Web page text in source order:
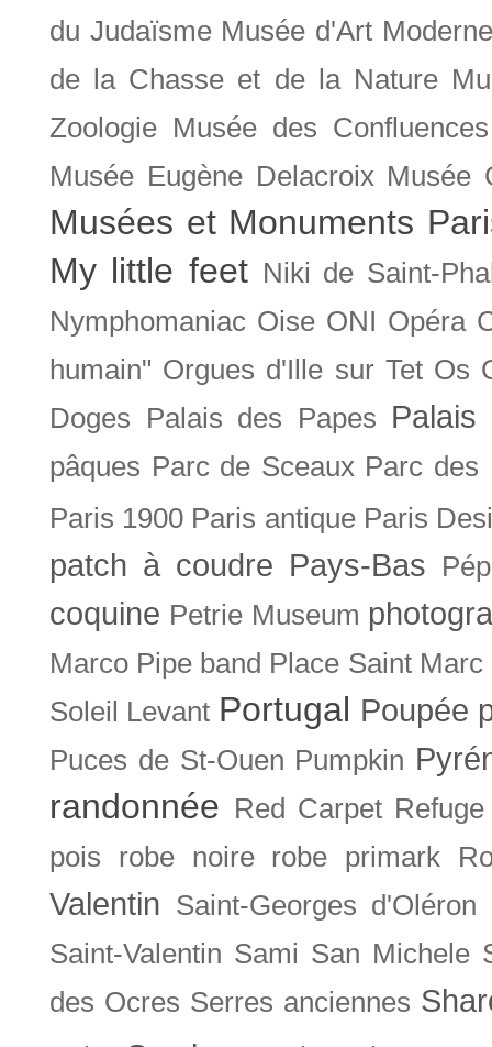
du Judaïsme Musée d'Art
de la Chasse et de la Nature
Zoologie Musée des Confluences
Musée Eugène Delacroix Musée
Musées et Monuments
My little feet Niki de Saint-
Nymphomaniac Oise ONI Opéra
humain" Orgues d'Ille sur Tet Os
Doges
Palais des Papes Palais
pâques Parc de Sceaux Parc des
Paris 1900 Paris antique Paris
patch à coudre Pays-Bas
coquine Petrie Museum
Marco Pipe band Place Saint Marc
Soleil Levant Portugal Poupée
Puces de St-Ouen Pumpkin
randonnée Red Carpet Refuge
pois
robe noire robe primark
Valentin Saint-Georges d'Oléron
Saint-Valentin Sami San Michele
des Ocres Serres anciennes